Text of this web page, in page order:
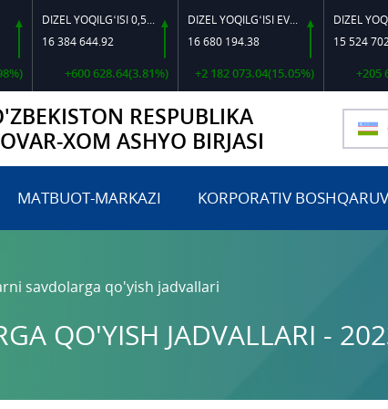
DIZEL YOQILG‘ISI 0,5-40
16 384 644.92
+600 628.64(3.81%)
DIZEL YOQILG‘ISI EVRO L-K-4
16 680 194.38
+2 182 073.04(15.05%)
15 524 702.56
+205
RESPUBLIKA
XOM ASHYO BIRJASI
MATBUOT-MARKAZI KORPORATIV BOSHQARUV
savdolarga qo'yish jadvallari
QO'YISH JADVALLARI -